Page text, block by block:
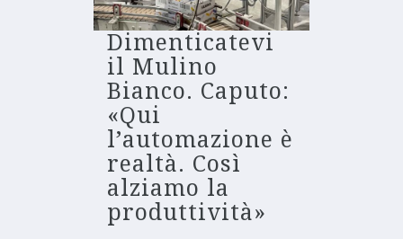
Dimenticatevi
il Mulino
Bianco. Caputo:
«Qui
l’automazione è
realtà. Così
alziamo la
produttività»